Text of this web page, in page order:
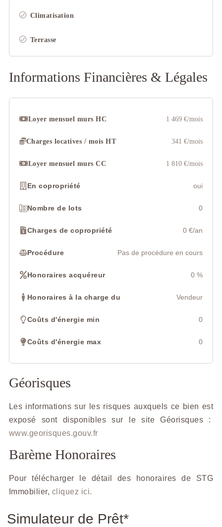
Climatisation
Terrasse
Informations Financières & Légales
Loyer mensuel murs HC 1 469 €/mois
Charges locatives / mois HT 341 €/mois
Loyer mensuel murs CC 1 810 €/mois
En copropriété oui
Nombre de lots 0
Charges de copropriété 0 €/an
Procédure Pas de procédure en cours
Honoraires acquéreur 0 %
Honoraires à la charge du Vendeur
Coûts d'énergie min 0
Coûts d'énergie max 0
Géorisques
Les informations sur les risques auxquels ce bien est
exposé sont disponibles sur le site Géorisques :
www.georisques.gouv.fr
Barème Honoraires
Pour télécharger le détail des honoraires de STG
Immobilier, cliquez ici.
Simulateur de Prêt*